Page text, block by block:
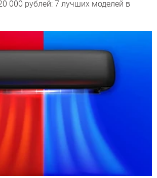
000 рублей: 7 лучших моделей в